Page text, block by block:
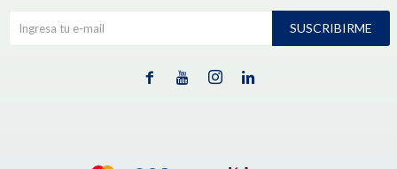
SUSCRIBIRME
   